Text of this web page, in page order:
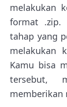
melakukan
format .zip.
tahap yang
melakukan
Kamu bisa
tersebut,
memberikan